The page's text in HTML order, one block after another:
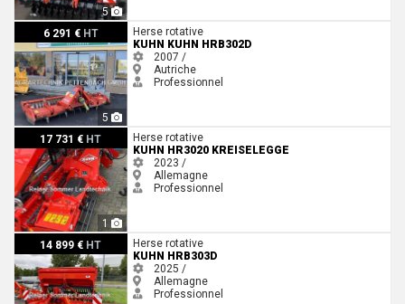
5
6 291 € HT
5
Kuhn Kuhn HRB302D
Herse rotative
KUHN KUHN HRB302D
2007 /
Autriche
Professionnel
17 731 € HT
1
Kuhn HR3020 KREISELEGGEHerse rotative
KUHN HR3020 KREISELEGGE
2023 /
Allemagne
Professionnel
14 899 € HT
Kuhn HRB303D
Herse rotative
KUHN HRB303D
2025 /
Allemagne
Professionnel